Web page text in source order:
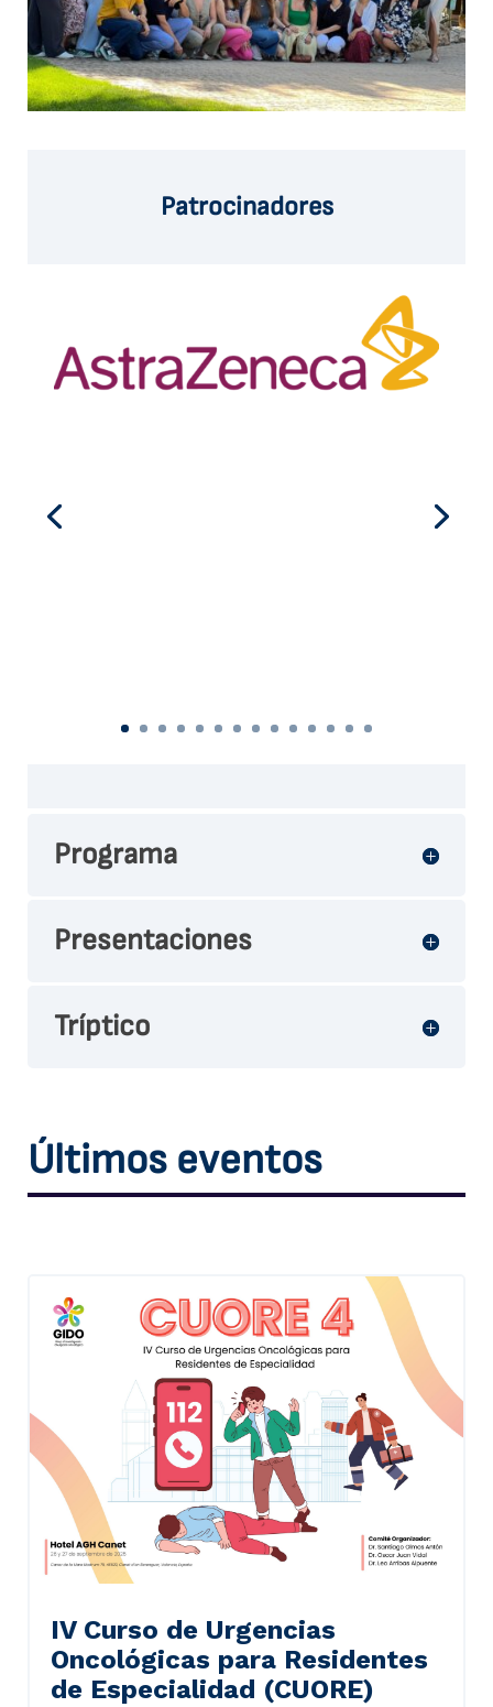
Patrocinadores
Programa
Presentaciones
Tríptico
Últimos eventos
IV Curso de Urgencias
Oncológicas para Residentes
de Especialidad (CUORE)